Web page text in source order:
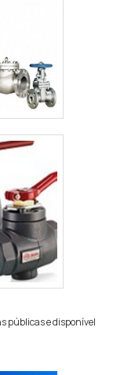
públicas e disponível